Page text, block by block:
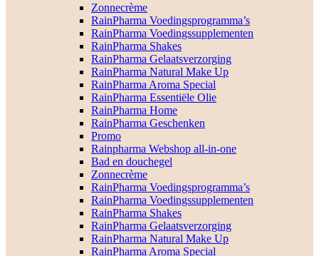
Zonnecrème
RainPharma Voedingsprogramma’s
RainPharma Voedingssupplementen
RainPharma Shakes
RainPharma Gelaatsverzorging
RainPharma Natural Make Up
RainPharma Aroma Special
RainPharma Essentiële Olie
RainPharma Home
RainPharma Geschenken
Promo
Rainpharma Webshop all-in-one
Bad en douchegel
Zonnecrème
RainPharma Voedingsprogramma’s
RainPharma Voedingssupplementen
RainPharma Shakes
RainPharma Gelaatsverzorging
RainPharma Natural Make Up
RainPharma Aroma Special